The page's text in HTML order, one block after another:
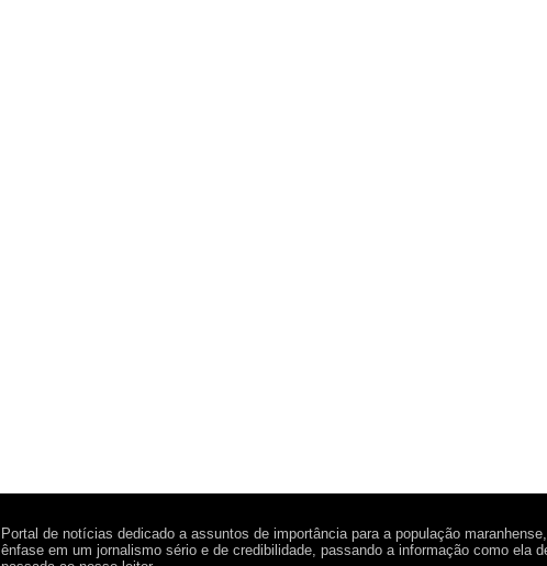
Portal de notícias dedicado a assuntos de importância para a população
ênfase em um jornalismo sério e de credibilidade, passando a informação como ela